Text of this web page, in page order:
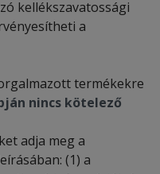
kellékszavatossági
a
termékekre
nincs kötelező
adja meg a
(1) a